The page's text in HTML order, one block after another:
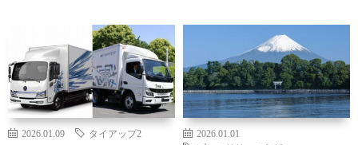
2026.01.09 タイアップ2
2026.01.01